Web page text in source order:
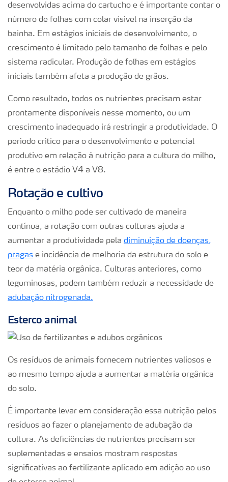
desenvolvidas acima do cartucho e é importante contar o
número de folhas com colar visível na inserção da
bainha. Em estágios iniciais de desenvolvimento, o
crescimento é limitado pelo tamanho de folhas e pelo
sistema radicular. Produção de folhas em estágios
iniciais também afeta a produção de grãos.
Como resultado, todos os nutrientes precisam estar
prontamente disponíveis nesse momento, ou um
crescimento inadequado irá restringir a produtividade. O
período crítico para o desenvolvimento e potencial
produtivo em relação à nutrição para a cultura do milho,
é entre o estádio V4 a V8.
Rotação e cultivo
Enquanto o milho pode ser cultivado de maneira
contínua, a rotação com outras culturas ajuda a
aumentar a produtividade pela diminuição de doenças,
pragas e incidência de melhoria da estrutura do solo e
teor da matéria orgânica. Culturas anteriores, como
leguminosas, podem também reduzir a necessidade de
adubação nitrogenada.
Esterco animal
Os resíduos de animais fornecem nutrientes valiosos e
ao mesmo tempo ajuda a aumentar a matéria orgânica
do solo.
É importante levar em consideração essa nutrição pelos
resíduos ao fazer o planejamento de adubação da
cultura. As deficiências de nutrientes precisam ser
suplementadas e ensaios mostram respostas
significativas ao fertilizante aplicado em adição ao uso